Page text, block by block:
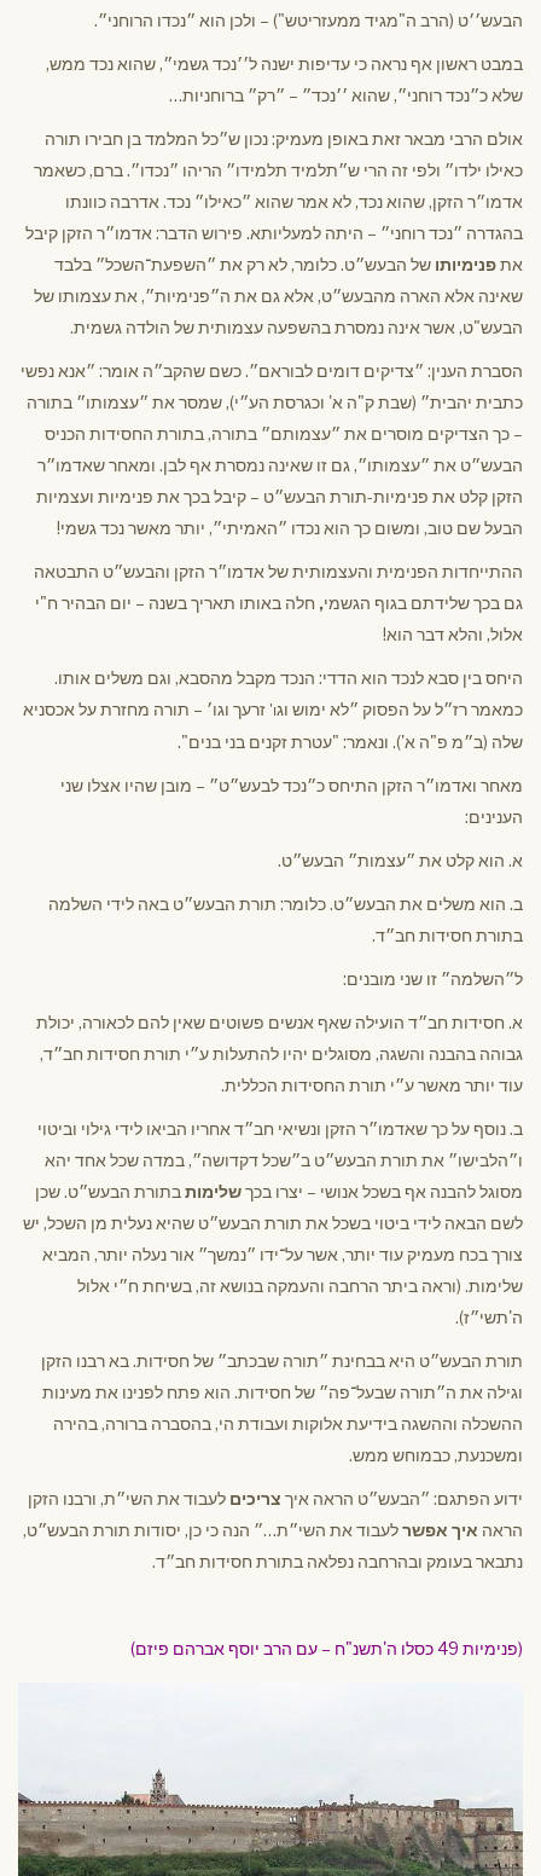
הבעש׳׳ט (הרב ה"מגיד ממעזריטש") – ולכן הוא ״נכדו הרוחני״.
במבט ראשון אף נראה כי עדיפות ישנה ל׳׳נכד גשמי״, שהוא נכד ממש,
שלא כ״נכד רוחני״, שהוא ׳׳נכד״ – ״רק״ ברוחניות…
אולם הרבי מבאר זאת באופן מעמיק: נכון ש״כל המלמד בן חבירו תורה
כאילו ילדו״ ולפי זה הרי ש״תלמיד תלמידו״ הריהו ״נכדו״. ברם, כשאמר
אדמו״ר הזקן, שהוא נכד, לא אמר שהוא ״כאילו״ נכד. אדרבה כוונתו
בהגדרה ״נכד רוחני״ – היתה למעליותא. פירוש הדבר: אדמו״ר הזקן קיבל
אתפנימיותו של הבעש״ט. כלומר, לא רק את ״השפעת־השכל״ בלבד
שאינה אלא הארה מהבעש״ט, אלא גם את ה״פנימיות״, את עצמותו של
הבעש"ט, אשר אינה נמסרת בהשפעה עצמותית של הולדה גשמית.
הסברת הענין: ״צדיקים דומים לבוראם״. כשם שהקב״ה אומר: ״אנא נפשי
כתבית יהבית״ (שבת ק"ה א' וכגרסת הע״י), שמסר את ״עצמותו״ בתורה
– כך הצדיקים מוסרים את ״עצמותם״ בתורה, בתורת החסידות הכניס
הבעש״ט את ״עצמותו״, גם זו שאינה נמסרת אף לבן. ומאחר שאדמו״ר
הזקן קלט את פנימיות-תורת הבעש״ט – קיבל בכך את פנימיות ועצמיות
הבעל שם טוב, ומשום כך הוא נכדו ״האמיתי״, יותר מאשר נכד גשמי!
ההתייחדות הפנימית והעצמותית של אדמו״ר הזקן והבעש״ט התבטאה
גם בכך שלידתם בגוף הגשמי, חלה באותו תאריך בשנה – יום הבהיר ח"י
אלול, והלא דבר הוא!
היחס בין סבא לנכד הוא הדדי: הנכד מקבל מהסבא, וגם משלים אותו.
כמאמר רז״ל על הפסוק ״לא ימוש וגו' זרעך וגו׳ – תורה מחזרת על אכסניא
שלה (ב״מ פ"ה א'). ונאמר: "עטרת זקנים בני בנים".
מאחר ואדמו״ר הזקן התיחס כ״נכד לבעש״ט״ – מובן שהיו אצלו שני
הענינים:
א. הוא קלט את ״עצמות״ הבעש״ט.
ב. הוא משלים את הבעש״ט. כלומר: תורת הבעש״ט באה לידי השלמה
בתורת חסידות חב״ד.
ל״השלמה״ זו שני מובנים:
א. חסידות חב״ד הועילה שאף אנשים פשוטים שאין להם לכאורה, יכולת
גבוהה בהבנה והשגה, מסוגלים יהיו להתעלות ע״י תורת חסידות חב״ד,
עוד יותר מאשר ע״י תורת החסידות הכללית.
ב. נוסף על כך שאדמו״ר הזקן ונשיאי חב״ד אחריו הביאו לידי גילוי וביטוי
ו״הלבישו״ את תורת הבעש״ט ב״שכל דקדושה״, במדה שכל אחד יהא
מסוגל להבנה אף בשכל אנושי – יצרו בכךשלימותבתורת הבעש״ט. שכן
לשם הבאה לידי ביטוי בשכל את תורת הבעש״ט שהיא נעלית מן השכל, יש
צורך בכח מעמיק עוד יותר, אשר על־ידו ״נמשך״ אור נעלה יותר, המביא
שלימות. (וראה ביתר הרחבה והעמקה בנושא זה, בשיחת ח״י אלול
ה'תשי״ז).
תורת הבעש״ט היא בבחינת ״תורה שבכתב״ של חסידות. בא רבנו הזקן
וגילה את ה״תורה שבעל־פה״ של חסידות. הוא פתח לפנינו את מעינות
ההשכלה וההשגה בידיעת אלוקות ועבודת הי, בהסברה ברורה, בהירה
ומשכנעת, כבמוחש ממש.
ידוע הפתגם: ״הבעש״ט הראה איך צריכים לעבוד את השי״ת, ורבנו הזקן
הראה איך אפשרלעבוד את השי״ת…״ הנה כי כן, יסודות תורת הבעש״ט,
נתבאר בעומק ובהרחבה נפלאה בתורת חסידות חב״ד.
(פנימיות 49 כסלו ה'תשנ"ח – עם הרב יוסף אברהם פיזם)